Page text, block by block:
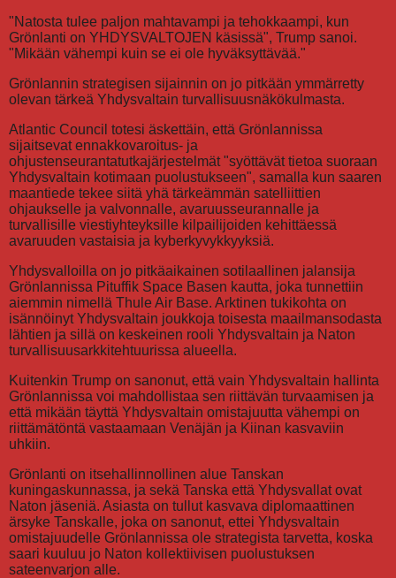
"Natosta tulee paljon mahtavampi ja tehokkaampi, kun
Grönlanti on YHDYSVALTOJEN käsissä", Trump sanoi.
"Mikään vähempi kuin se ei ole hyväksyttävää."
Grönlannin strategisen sijainnin on jo pitkään ymmärretty
olevan tärkeä Yhdysvaltain turvallisuusnäkökulmasta.
Atlantic Council totesi äskettäin, että Grönlannissa
sijaitsevat ennakkovaroitus- ja
ohjustenseurantatutkajärjestelmät "syöttävät tietoa suoraan
Yhdysvaltain kotimaan puolustukseen", samalla kun saaren
maantiede tekee siitä yhä tärkeämmän satelliittien
ohjaukselle ja valvonnalle, avaruusseurannalle ja
turvallisille viestiyhteyksille kilpailijoiden kehittäessä
avaruuden vastaisia ja kyberkyvykkyyksiä.
Yhdysvalloilla on jo pitkäaikainen sotilaallinen jalansija
Grönlannissa Pituffik Space Basen kautta, joka tunnettiin
aiemmin nimellä Thule Air Base. Arktinen tukikohta on
isännöinyt Yhdysvaltain joukkoja toisesta maailmansodasta
lähtien ja sillä on keskeinen rooli Yhdysvaltain ja Naton
turvallisuusarkkitehtuurissa alueella.
Kuitenkin Trump on sanonut, että vain Yhdysvaltain hallinta
Grönlannissa voi mahdollistaa sen riittävän turvaamisen ja
että mikään täyttä Yhdysvaltain omistajuutta vähempi on
riittämätöntä vastaamaan Venäjän ja Kiinan kasvaviin
uhkiin.
Grönlanti on itsehallinnollinen alue Tanskan
kuningaskunnassa, ja sekä Tanska että Yhdysvallat ovat
Naton jäseniä. Asiasta on tullut kasvava diplomaattinen
ärsyke Tanskalle, joka on sanonut, ettei Yhdysvaltain
omistajuudelle Grönlannissa ole strategista tarvetta, koska
saari kuuluu jo Naton kollektiivisen puolustuksen
sateenvarjon alle.